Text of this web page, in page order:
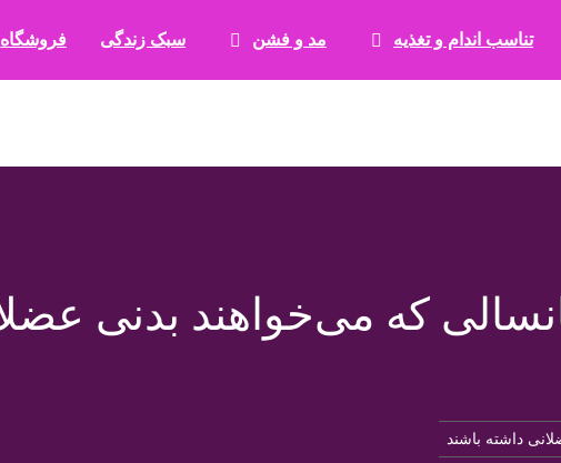
تناسب اندام و تغذیه مد و فشن سبک زندگی فروشگاه
بیوتی